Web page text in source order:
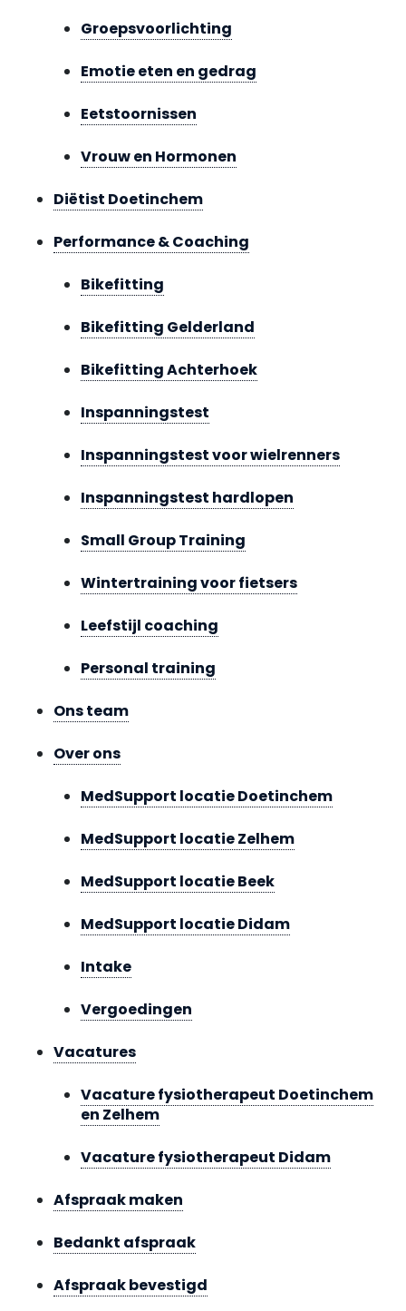
Groepsvoorlichting
Emotie eten en gedrag
Eetstoornissen
Vrouw en Hormonen
Diëtist Doetinchem
Performance & Coaching
Bikefitting
Bikefitting Gelderland
Bikefitting Achterhoek
Inspanningstest
Inspanningstest voor wielrenners
Inspanningstest hardlopen
Small Group Training
Wintertraining voor fietsers
Leefstijl coaching
Personal training
Ons team
Over ons
MedSupport locatie Doetinchem
MedSupport locatie Zelhem
MedSupport locatie Beek
MedSupport locatie Didam
Intake
Vergoedingen
Vacatures
Vacature fysiotherapeut Doetinchem
en Zelhem
Vacature fysiotherapeut Didam
Afspraak maken
Bedankt afspraak
Afspraak bevestigd